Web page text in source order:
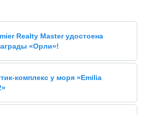
Realty Master удостоена
«Орли»!
комплекс у моря «Emilia